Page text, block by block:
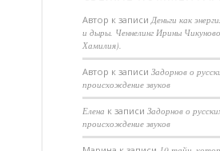
Автор к записиДеньги как
и дыры. Ченнелинг Ирины
Хамилия).
Aвтор к записиЗадорнов о
происхождение звуков
Елена к записиЗадорнов о
происхождение звуков